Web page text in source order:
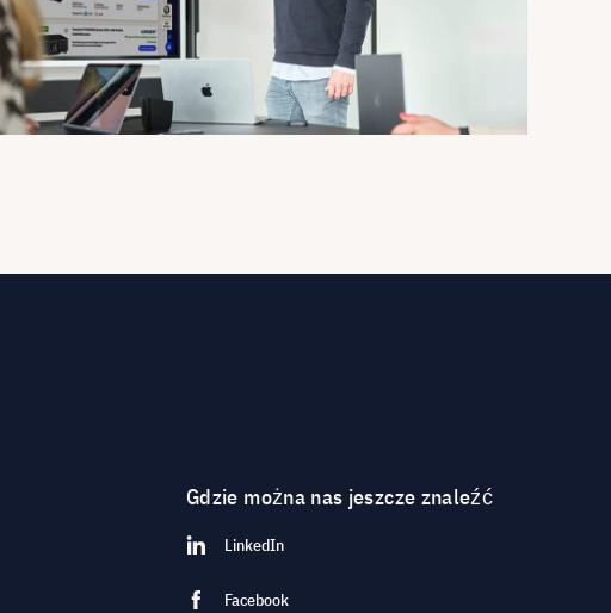
Gdzie można nas jeszcze znaleźć
LinkedIn
Facebook